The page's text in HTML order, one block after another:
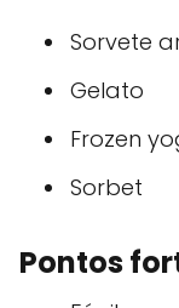
Sorvete
Gelato
Frozen
Sorbet
Pontos